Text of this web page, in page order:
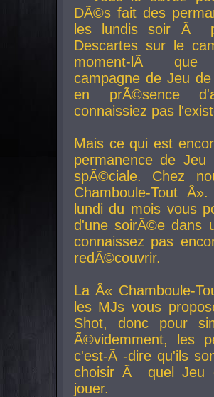
DÃ©s fait des
les lundis soir Ã
Descartes sur le
moment-lÃ que
campagne de Jeu
en prÃ©sence
connaissiez pas
Mais ce qui est
permanence de
spÃ©ciale. Chez
Chamboule-Tout
lundi du mois vous
d'une soirÃ©e dans
connaissez pas
redÃ©couvrir.
La Â« Chamboule-
les MJs vous
Shot, donc pour
Ã©videmment, les
c'est-Ã -dire qu'ils
choisir Ã quel Jeu
jouer.